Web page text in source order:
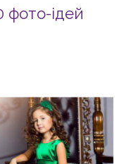
фото-ідей